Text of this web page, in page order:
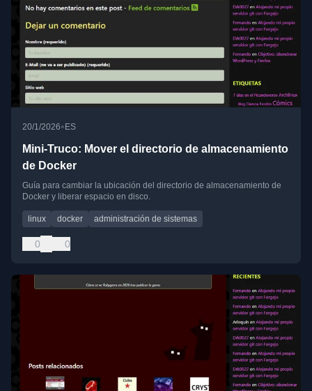
20/1/2026•ES
Mini-Truco: Mover el directorio de almacenamiento
de Docker
Guía para cambiar la ubicación del directorio de almacenamiento de
Docker y liberar espacio en disco.
linux docker administración de sistemas
0 0